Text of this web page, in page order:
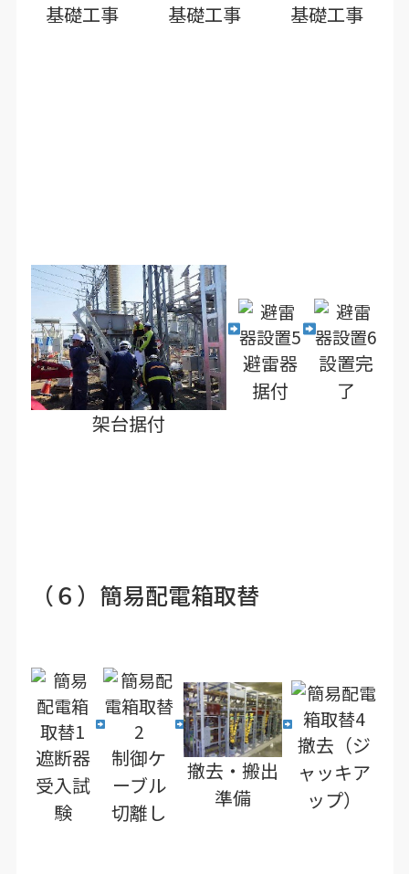
基礎工事 基礎工事 基礎工事
架台据付
避雷器
据付
設置完
了
（６）簡易配電箱取替
遮断器
受入試
験
制御ケ
ーブル
切離し
撤去・搬出
準備
撤去（ジ
ャッキア
ップ）